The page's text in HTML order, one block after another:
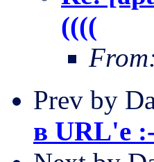
((((
Prev by
в URL'e